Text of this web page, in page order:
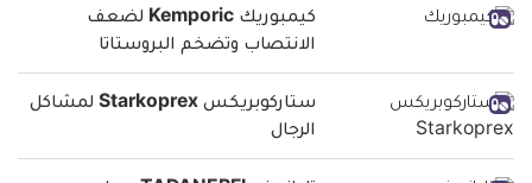
كيمبوريك Kemporic لضعف
الانتصاب وتضخم البروستاتا
ستاركوبريكس Starkoprex لمشاكل
الرجال